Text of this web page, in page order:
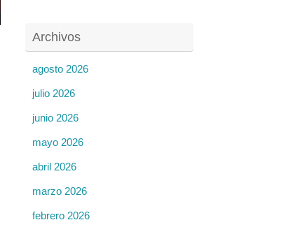
Archivos
agosto 2026
julio 2026
junio 2026
mayo 2026
abril 2026
marzo 2026
febrero 2026